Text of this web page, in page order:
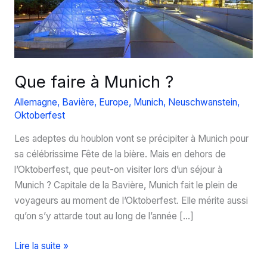
Que faire à Munich ?
Allemagne, Bavière, Europe, Munich, Neuschwanstein,
Oktoberfest
Les adeptes du houblon vont se précipiter à Munich pour
sa célébrissime Fête de la bière. Mais en dehors de
l’Oktoberfest, que peut-on visiter lors d’un séjour à
Munich ? Capitale de la Bavière, Munich fait le plein de
voyageurs au moment de l’Oktoberfest. Elle mérite aussi
qu’on s’y attarde tout au long de l’année […]
Que
Lire la suite »